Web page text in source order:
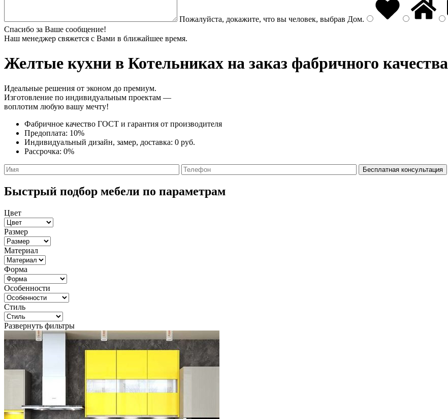
Пожалуйста, докажите, что вы человек, выбрав Дом.
Спасибо за Ваше сообщение!
Наш менеджер свяжется с Вами в ближайшее время.
Желтые кухни в Котельниках на заказ фабричного качества
Идеальные решения от эконом до премиум.
Изготовление по индивидуальным проектам —
воплотим любую вашу мечту!
Фабричное качество ГОСТ и гарантия от производителя
Предоплата: 10%
Индивидуальный дизайн, замер, доставка: 0 руб.
Рассрочка: 0%
Быстрый подбор мебели по параметрам
Цвет
Размер
Материал
Форма
Особенности
Стиль
Развернуть фильтры